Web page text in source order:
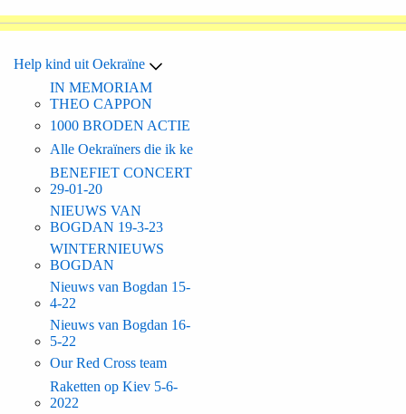
Help kind uit Oekraïne
IN MEMORIAM
THEO CAPPON
1000 BRODEN ACTIE
Alle Oekraïners die ik ke
BENEFIET CONCERT
29-01-20
NIEUWS VAN
BOGDAN 19-3-23
WINTERNIEUWS
BOGDAN
Nieuws van Bogdan 15-
4-22
Nieuws van Bogdan 16-
5-22
Our Red Cross team
Raketten op Kiev 5-6-
2022